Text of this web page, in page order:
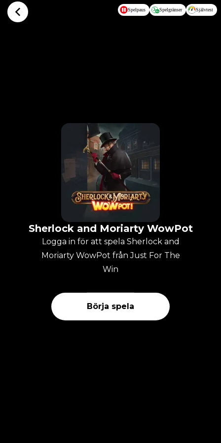
Hoppa till huvudinnehållet Spelpaus Spelgränser Självtest
Sherlock and Moriarty WowPot
Logga in för att spela Sherlock and
Moriarty WowPot från Just For The
Win
Börja spela